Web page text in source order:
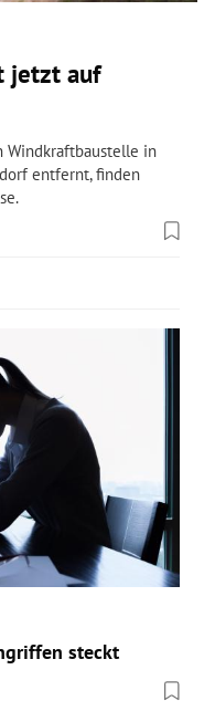
jetzt auf
Windkraftbaustelle in
entfernt, finden
steckt